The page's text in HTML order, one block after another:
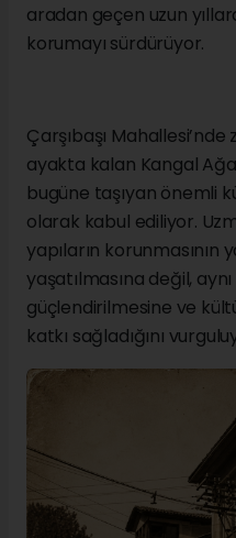
aradan geçen uzun
korumayı sürdürüyor.
Çarşıbaşı
ayakta kalan Kangal
bugüne taşıyan önemli
olarak kabul ediliyor.
yapıların korunmasının
yaşatılmasına değil,
güçlendirilmesine ve
katkı sağladığını